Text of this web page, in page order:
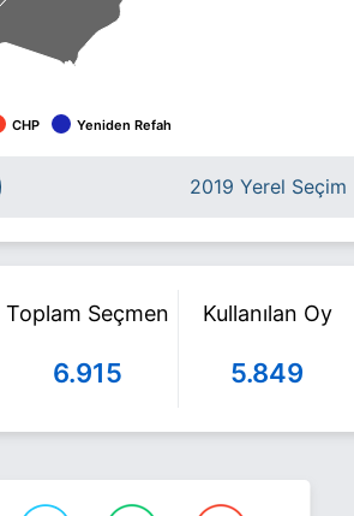
CHP Yeniden Refah
2019 Yerel Seçim
Toplam Seçmen
6.915
Kullanılan Oy
5.849